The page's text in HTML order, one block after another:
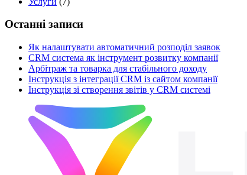
Останні записи
Як налаштувати автоматичний розподіл заявок
CRM система як інструмент розвитку компанії
Арбітраж та товарка для стабільного доходу
Інструкція з інтеграції CRM із сайтом компанії
Інструкція зі створення звітів у CRM системі